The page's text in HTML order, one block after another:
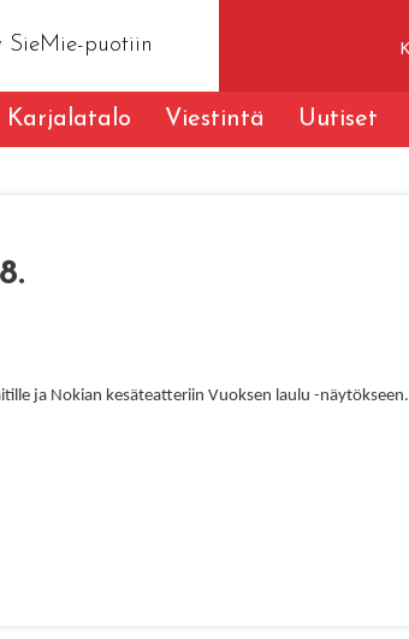
SieMie-puotiin
Karjalatalo Viestintä Uutiset
ja Nokian kesäteatteriin Vuoksen laulu -näytökseen.